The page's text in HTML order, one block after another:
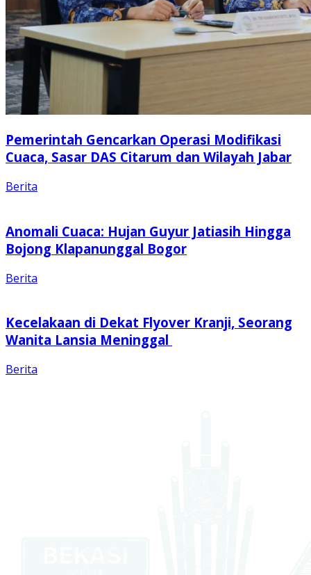
Pemerintah Gencarkan Operasi Modifikasi
Cuaca, Sasar DAS Citarum dan Wilayah Jabar
Berita
Anomali Cuaca: Hujan Guyur Jatiasih Hingga
Bojong Klapanunggal Bogor
Berita
Kecelakaan di Dekat Flyover Kranji, Seorang
Wanita Lansia Meninggal
Berita